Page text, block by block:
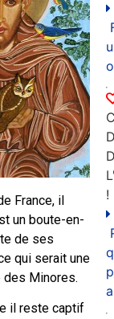
France, il
un boute-en-
de ses
qui serait une
Minores.
il reste captif
!